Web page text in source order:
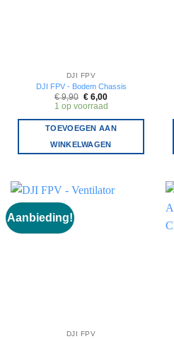
DJI FPV
DJI FPV - Bodem Chassis
€9,90 Oorspronkelijke
prijs
€ 9,90.
€6,00Huidige
prijs
€ 6,00.
1 op voorraad
TOEVOEGEN AAN
WINKELWAGEN
Aanbieding!
DJI FPV